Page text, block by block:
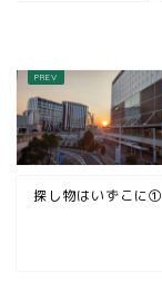
探し物はいずこに①